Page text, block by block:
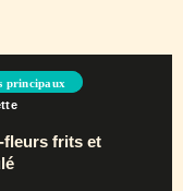
principaux
fleurs frits et